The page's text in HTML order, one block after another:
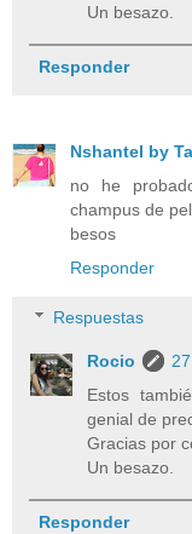
Un besazo.
Responder
Nshantel by
no he
champus de
besos
Responder
Respuestas
Rocio
Estos
genial de
Gracias por
Un besazo.
Responder